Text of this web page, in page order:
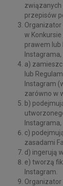
związanych
przepisów
Organizator
w
prawem lub
a)
lub
Instagram
zarówno w
b)
Instagrama,
c)
zasadami
d) ingerują
e) tworzą
Instagram.
Organizator